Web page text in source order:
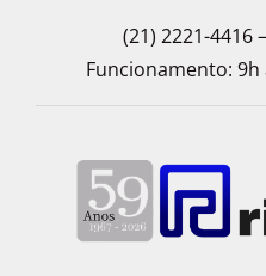
(21) 2221-4416
Funcionamento: 9h